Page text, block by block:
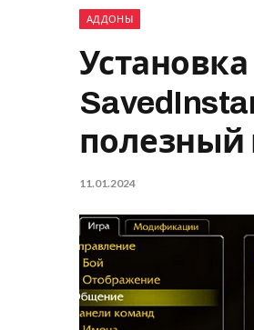
АДДОНЫ
полезный
11.01.2024